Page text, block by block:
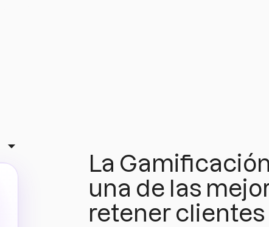
La
una de las
retener clientes